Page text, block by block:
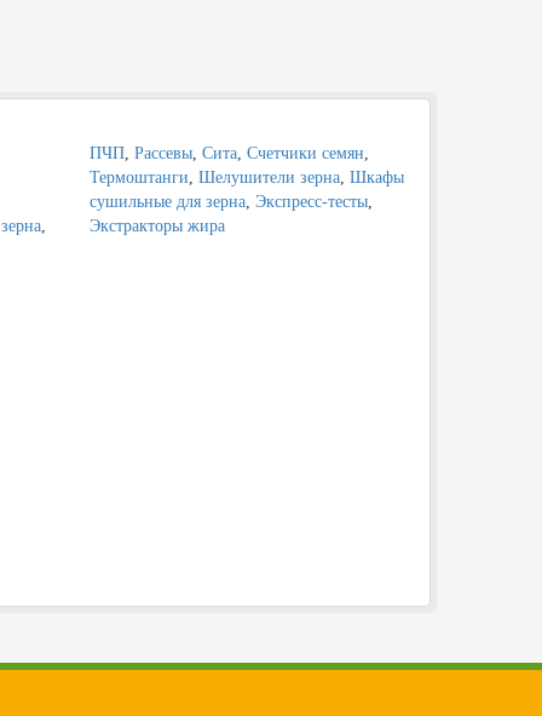
,
ПЧП, Рассевы, Сита, Счетчики семян
Термоштанги Шелушители зерна, Шкафы
сушильные для зерна, Экспресс-тесты,
Экстракторы жира